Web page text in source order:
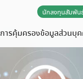
นักลงทุนสัมพัน
การคุ้มครองข้อมูลส่วนบุ